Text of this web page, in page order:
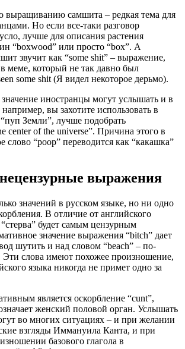
выращиванию самшита – редкая тема для
Но если все-таки разговор
лучше для описания растения
“boxwood” или просто “box”. А
звучит как “some shit” – выражение,
меме, который не так давно был
some shit (Я видел некоторое дерьмо).
иностранцы могут услышать и в
вы захотите использовать в
Земли”, лучше подобрать
center of the universe”. Причина этого в
слово “poop” переводится как “какашка”
выражения
значений в русском языке, но ни одно
В отличие от английского
будет самым цензурным
значение выражения “bitch” дает
шутить и над словом “beach” – по-
Эти слова имеют похожее произношение,
языка никогда не примет одно за
является оскорбление “cunt”,
женский половой орган. Услышать
во многих ситуациях – и при желании
взгляды Иммануила Канта, и при
базового глагола в